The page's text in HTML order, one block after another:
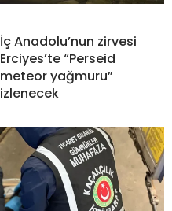
İç Anadolu’nun zirvesi
Erciyes’te “Perseid
meteor yağmuru”
izlenecek